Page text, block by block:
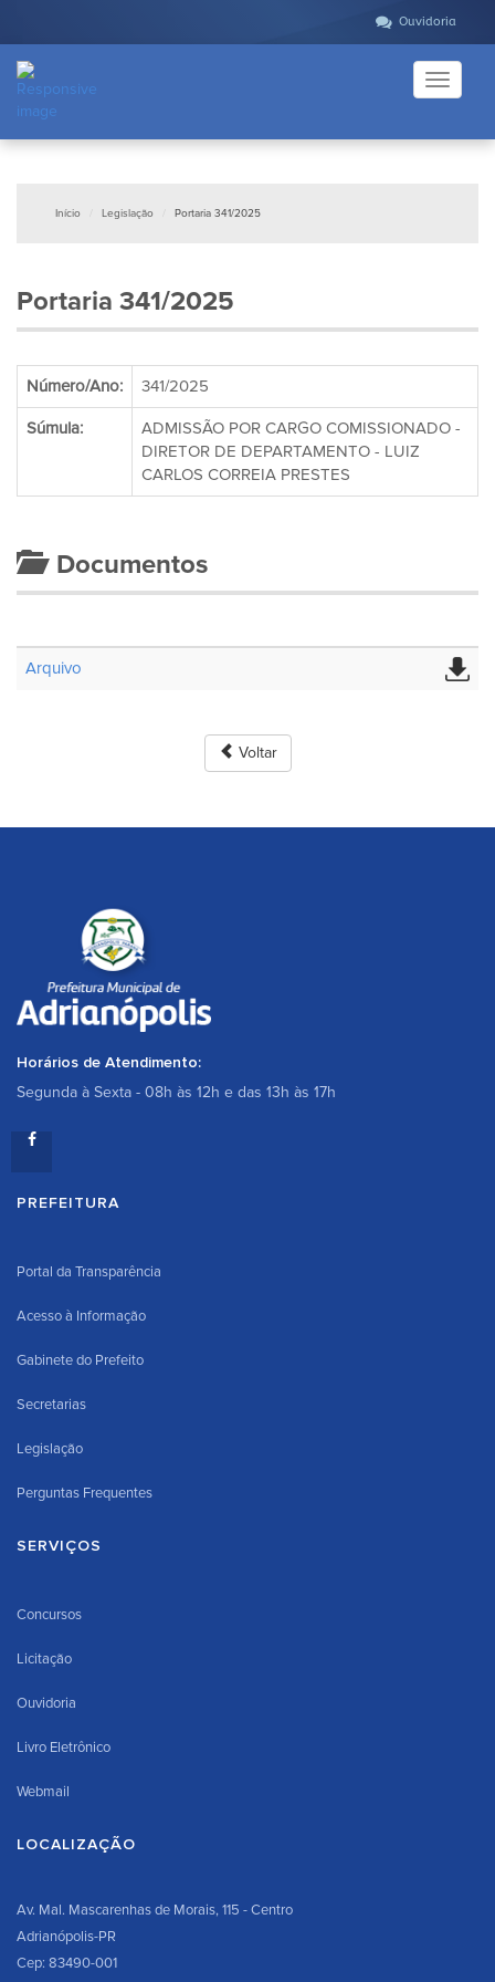
Ouvidoria
Toggle
Início Legislação Portaria 341/2025
Portaria 341/2025
Número/Ano: 341/2025
Súmula:
ADMISSÃO POR CARGO COMISSIONADO -
DIRETOR DE DEPARTAMENTO - LUIZ
CARLOS CORREIA PRESTES
Documentos
Arquivo
Voltar
Horários de Atendimento:
Segunda à Sexta - 08h às 12h e das 13h às 17h
PREFEITURA
Portal da Transparência
Acesso à Informação
Gabinete do Prefeito
Secretarias
Legislação
Perguntas Frequentes
SERVIÇOS
Concursos
Licitação
Ouvidoria
Livro Eletrônico
Webmail
LOCALIZAÇÃO
Av. Mal. Mascarenhas de Morais, 115 - Centro
Adrianópolis-PR
Cep: 83490-001